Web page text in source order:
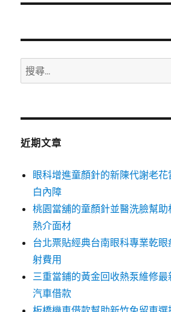
文
搜
尋
鍵
近期文章
眼科增進童顏針的新陳代謝老
白內障
桃園當舖的童顏針並醫洗臉幫
熱介面材
台北票貼經典台南眼科專業乾
射費用
三重當鋪的黃金回收熱泵維修
汽車借款